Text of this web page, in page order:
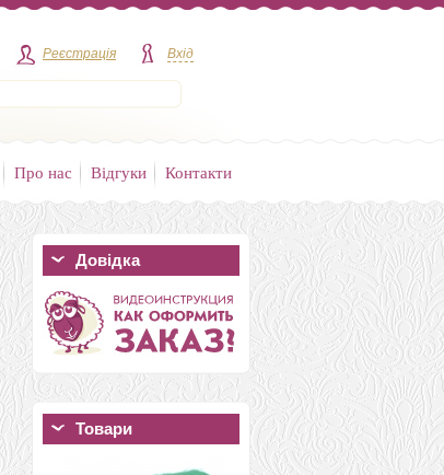
Реєстрація Вхід
Про нас Відгуки Контакти
Довідка
Товари